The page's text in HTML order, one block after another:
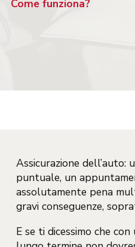
Come funziona?
Assicurazione dell’auto:
puntuale, un
assolutamente pena
gravi conseguenze,
E se ti dicessimo che